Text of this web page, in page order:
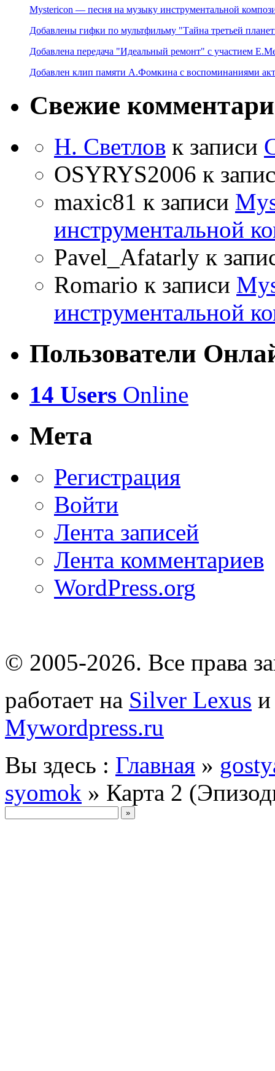
Mystericon — песня на музыку инструментальной
Добавлены гифки по мультфильму "Тайна третьей
Добавлена передача "Идеальный ремонт" с участием
Добавлен клип памяти А.Фомкина с воспоминаниями
Свежие
Н. Светлов к записи
OSYRYS2006 к
maxic81 к записи
инструментальной
Pavel_Afatarly к
Romario к записи
инструментальной
Пользователи
14 Users Online
Мета
Регистрация
Войти
Лента записей
Лента комментариев
WordPress.org
© 2005-2026. Все права
работает на Silver Lexus
Mywordpress.ru
Вы здесь : Главная »
syomok » Карта 2